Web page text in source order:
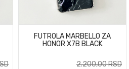
FUTROLA MARBELLO ZA
HONOR X7B BLACK
2.200,00 RSD